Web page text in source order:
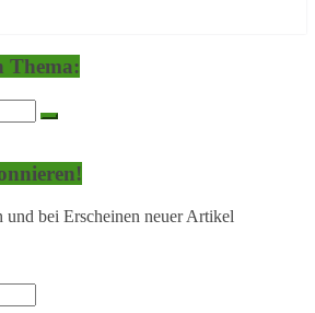
Thema:
bei Erscheinen neuer Artikel